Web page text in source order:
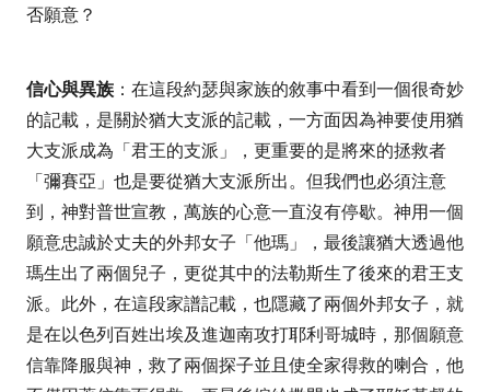
否願意？
信心與異族 ：在這段約瑟與家族的敘事中看到一個很奇妙
的記載，是關於猶大支派的記載，一方面因為神要使用猶
大支派成為「君王的支派」，更重要的是將來的拯救者
「彌賽亞」也是要從猶大支派所出。但我們也必須注意
到，神對普世宣教，萬族的心意一直沒有停歇。神用一個
願意忠誠於丈夫的外邦女子「他瑪」，最後讓猶大透過他
瑪生出了兩個兒子，更從其中的法勒斯生了後來的君王支
派。此外，在這段家譜記載，也隱藏了兩個外邦女子，就
是在以色列百姓出埃及進迦南攻打耶利哥城時，那個願意
信靠降服與神，救了兩個探子並且使全家得救的喇合，他